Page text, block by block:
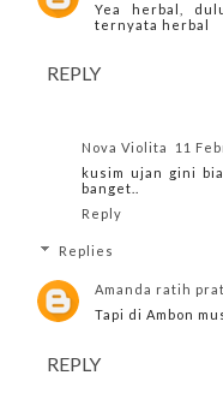
Yea herbal,
ternyata herbal
REPLY
Nova Violita
11
kusim ujan gini
banget..
Reply
Replies
Amanda ratih
Tapi di Ambon
REPLY